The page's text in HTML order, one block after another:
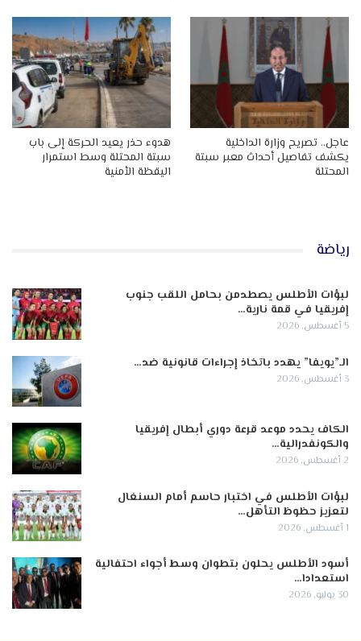
عاجل.. تصريح وزارة الداخلية
يكشف تفاصيل أحداث معبر سبتة
المحتلة
هدوء حذر يعيد الحركة إلى باب
سبتة المحتلة وسط استمرار
اليقظة الأمنية
رياضة
لبؤات الأطلس يصطدمن بحامل اللقب جنوب
إفريقيا في قمة نارية…
5 أغسطس, 2026
الـ”يويفا” يهدد باتخاذ إجراءات قانونية ضد…
3 أغسطس, 2026
الكاف يحدد موعد قرعة دوري أبطال إفريقيا
والكونفدرالية…
2 أغسطس, 2026
لبؤات الأطلس في اختبار حاسم أمام السنغال
لتعزيز حظوظ التأهل…
1 أغسطس, 2026
أسود الأطلس يحلون بتطوان وسط أجواء احتفالية
استعدادا…
30 يوليو, 2026